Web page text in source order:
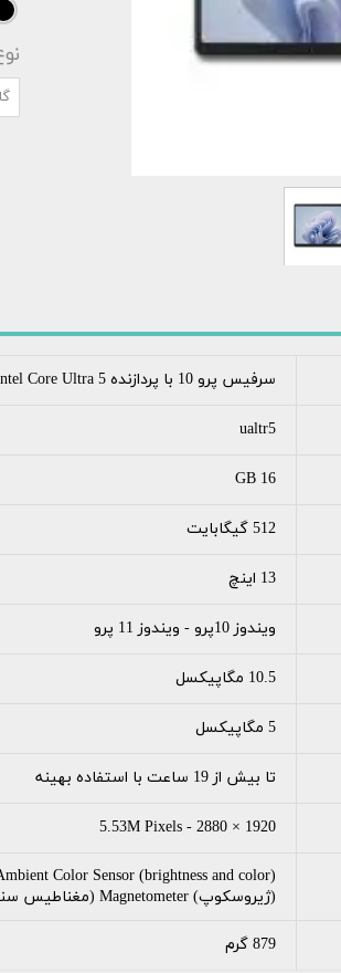
سرفیس پرو 10 با پردازنده Intel Core Ultra 5
ualtr5
16 GB
512 گیگابایت
13 اینچ
ویندوز 10پرو - ویندوز 11 پرو
10.5 مگاپیکسل
5 مگاپیکسل
تا بیش از 19 ساعت با استفاده بهینه
1920 × 2880 - 5.53M Pixels
(ژیروسکوپ) Magnetometer (مغناطیس سنج)
879 گرم